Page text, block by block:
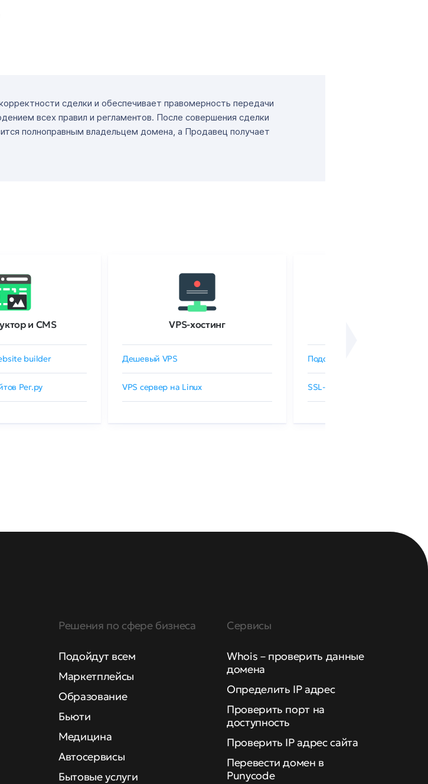
сделки и обеспечивает правомерность передачи
всех правил и регламентов. После совершения сделки
полноправным владельцем домена, а Продавец получает
и CMS
builder
Рег.ру
VPS-хостинг
Дешевый VPS
VPS сервер на Linux
Подобрать SSL-сертификат
SSL-сертификаты GlobalSign
Решения по сфере бизнеса
Подойдут всем
Маркетплейсы
Образование
Бьюти
Медицина
Автосервисы
Бытовые услуги
Сервисы
Whois – проверить данные
домена
Определить IP адрес
Проверить порт на
доступность
Проверить IP адрес сайта
Перевести домен в
Punycode